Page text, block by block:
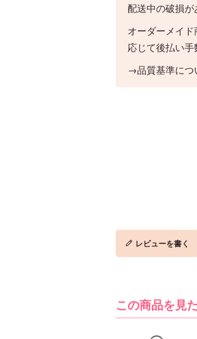
配送中の破損が
オーダーメイ
応じて後払い手
→品質基準につ
レビューを書く
この商品を見